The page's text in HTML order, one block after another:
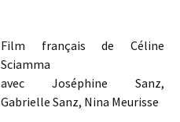
Film français de Céline
Sciamma
avec Joséphine Sanz,
Gabrielle Sanz, Nina Meurisse